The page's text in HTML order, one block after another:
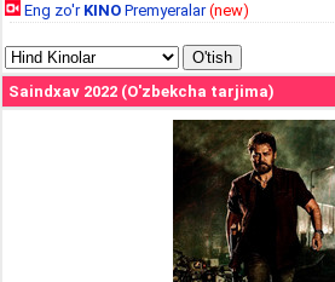
Eng zo'r KINO Premyeralar(new)
Saindxav 2022 (O'zbekcha tarjima)